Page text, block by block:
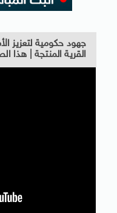
جهود حكومية لتعزيز
القرية المنتجة | هذا